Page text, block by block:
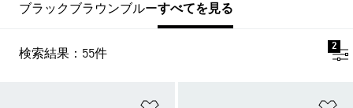
ブラックブラウンブルーすべてを見る
検索結果：55件
2